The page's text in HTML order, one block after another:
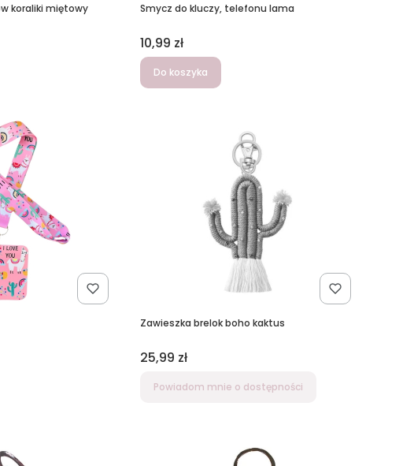
koraliki miętowy Smycz do kluczy, telefonu lama
Cena
10,99 zł
Do koszyka
Zawieszka brelok boho kaktus
Cena
25,99 zł
Powiadom mnie o dostępności